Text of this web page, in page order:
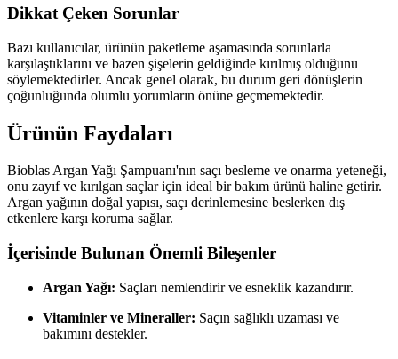
Dikkat Çeken Sorunlar
Bazı kullanıcılar, ürünün paketleme aşamasında sorunlarla
karşılaştıklarını ve bazen şişelerin geldiğinde kırılmış olduğunu
söylemektedirler. Ancak genel olarak, bu durum geri dönüşlerin
çoğunluğunda olumlu yorumların önüne geçmemektedir.
Ürünün Faydaları
Bioblas Argan Yağı Şampuanı'nın saçı besleme ve onarma yeteneği,
onu zayıf ve kırılgan saçlar için ideal bir bakım ürünü haline getirir.
Argan yağının doğal yapısı, saçı derinlemesine beslerken dış
etkenlere karşı koruma sağlar.
İçerisinde Bulunan Önemli Bileşenler
Argan Yağı: Saçları nemlendirir ve esneklik kazandırır.
Vitaminler ve Mineraller: Saçın sağlıklı uzaması ve
bakımını destekler.